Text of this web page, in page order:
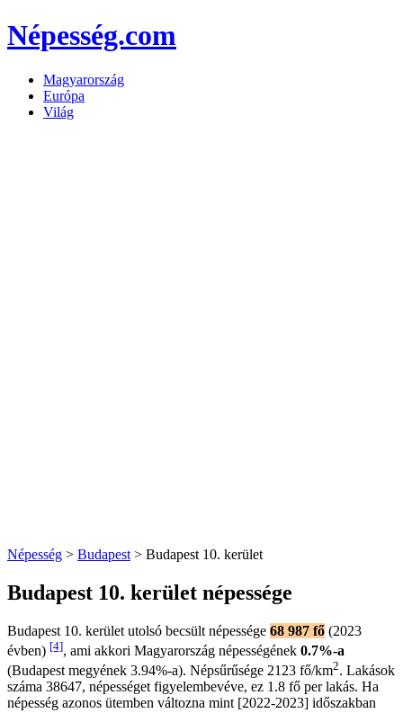
Népesség.com
Magyarország
Európa
Világ
Népesség > Budapest > Budapest 10. kerület
Budapest 10. kerület népessége
Budapest 10. kerület utolsó becsült népessége 68 987 fő (2023
évben) [4], ami akkori Magyarország népességének 0.7%-a
(Budapest megyének 3.94%-a). Népsűrűsége 2123 fő/km2. Lakások
száma 38647, népességet figyelembevéve, ez 1.8 fő per lakás. Ha
népesség azonos ütemben változna mint [2022-2023] időszakban